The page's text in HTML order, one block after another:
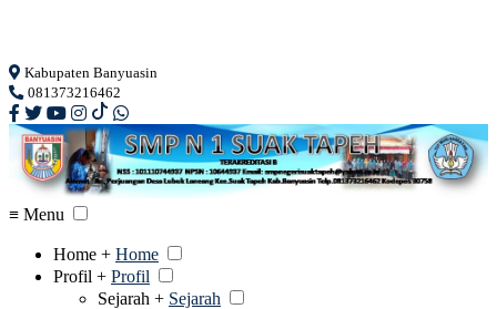
Kabupaten Banyuasin
081373216462
≡ Menu
Home + Home
Profil + Profil
Sejarah + Sejarah